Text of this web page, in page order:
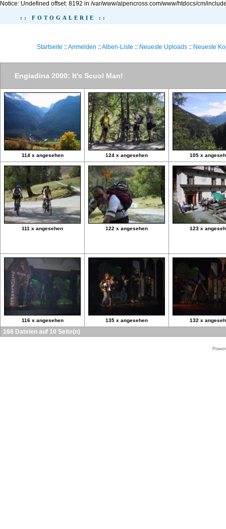
Notice: Undefined offset: 8192 in /var/www/alpencross.com/www/htdocs/cm/
:: FOTOGALERIE ::
Startseite ::Anmelden ::Alben-Liste :: Neueste Uploads:: Neueste
Engiadina 2000: It's Scuol Man!
114 x angesehen 124 x angesehen 105 x
111 x angesehen 122 x angesehen 123 x
116 x angesehen 135 x angesehen 132 x
168 Dateien auf 10 Seite(n)